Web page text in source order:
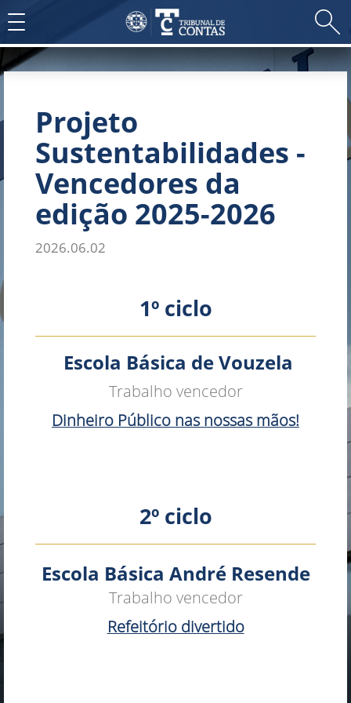
Toggle
navigation
Projeto
Sustentabilidades -
Vencedores da
edição 2025-2026
2026.06.02
​​​​1º ci​​​​clo​
​ ​​Escola Bási​​​​ca de Vouzela
Trabalho vencedor
Dinheiro Público nas nossas mãos!​​
2º cic​​​lo
Escola Básica André Resende
Trabalho vencedor
Refeitório divertido​